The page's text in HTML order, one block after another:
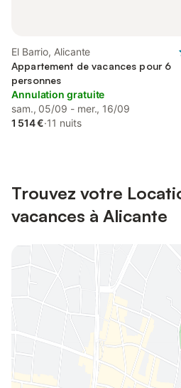
El Barrio, Alicante
Appartement de vacances pour 6
personnes
Annulation gratuite
sam., 05/09 - mer., 16/09
1 514 €·11 nuits
Trouvez votre
vacances à Alicante